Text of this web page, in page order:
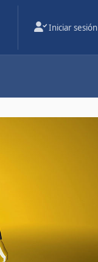
Iniciar sesión